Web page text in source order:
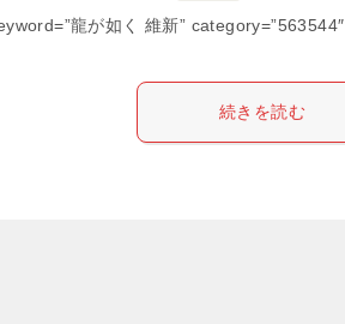
龍が如く 維新” category=”563544″
続きを読む